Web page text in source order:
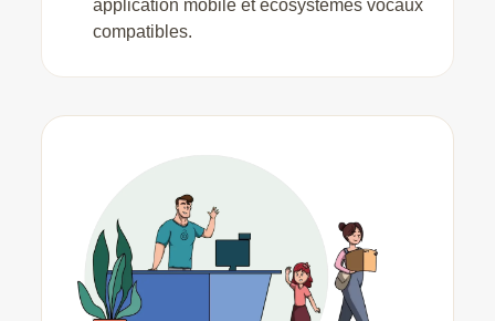
application mobile et écosystèmes vocaux
compatibles.